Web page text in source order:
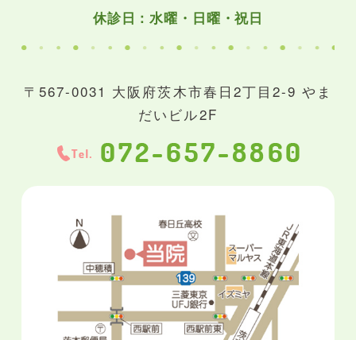
休診日：水曜・日曜・祝日
〒567-0031 大阪府茨木市春日2丁目2-9 やま
だいビル2F